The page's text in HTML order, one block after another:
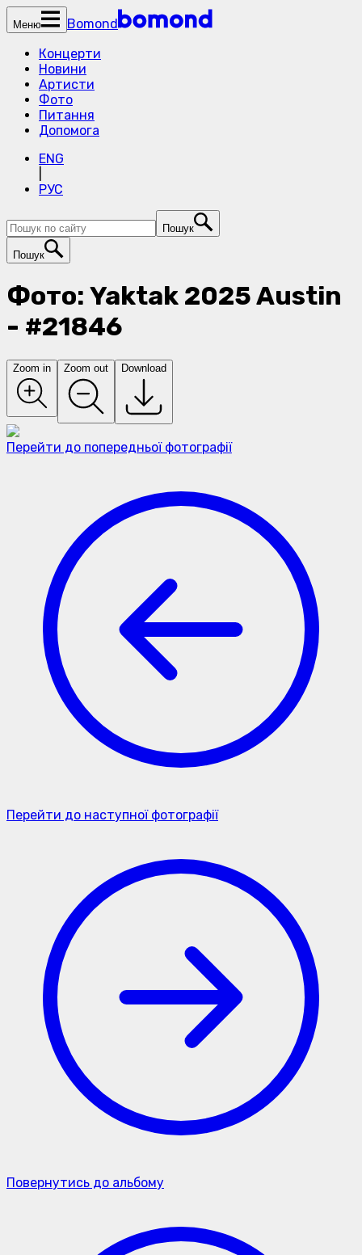
Меню
Bomond
Концерти
Новини
Артисти
Фото
Питання
Допомога
ENG
РУС
Пошук
Пошук
Фото: Yaktak 2025 Austin
- #21846
Zoom in Zoom out Download
Перейти до попередньої фотографії
Перейти до наступної фотографії
Повернутись до альбому